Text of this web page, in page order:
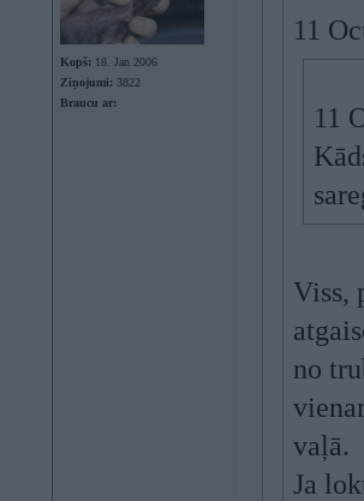
Kopš: 18. Jan 2006
Ziņojumi: 3822
Braucu ar:
11
11
Viss,
no
vaļā.
Ja